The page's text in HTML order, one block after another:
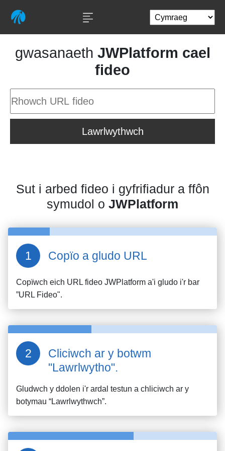
gwasanaeth JWPlatform cael
fideo
Lawrlwythwch
Sut i arbed fideo i gyfrifiadur a ffôn
symudol o JWPlatform
Copïo a gludo URL
Copïwch eich URL fideo JWPlatform a'i gludo i'r bar
”URL Fideo".
Cliciwch ar y botwm
"Lawrlwytho".
Gludwch y ddolen i'r ardal testun a chliciwch ar y
botymau “Lawrlwythwch”.